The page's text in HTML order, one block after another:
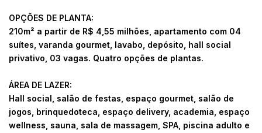
OPÇÕES DE PLANTA:
210m² a partir de R$ 4,55 milhões, apartamento com 04
suítes, varanda gourmet, lavabo, depósito, hall social
privativo, 03 vagas. Quatro opções de plantas.
ÁREA DE LAZER:
Hall social, salão de festas, espaço gourmet, salão de
jogos, brinquedoteca, espaço delivery, academia, espaço
wellness, sauna, sala de massagem, SPA, piscina adulto e